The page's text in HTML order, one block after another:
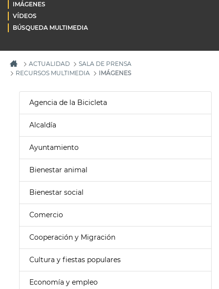
IMÁGENES
VÍDEOS
BÚSQUEDA MULTIMEDIA
ACTUALIDAD
SALA DE PRENSA
RECURSOS MULTIMEDIA
IMÁGENES
Agencia de la Bicicleta
Alcaldía
Ayuntamiento
Bienestar animal
Bienestar social
Comercio
Cooperación y Migración
Cultura y fiestas populares
Economía y empleo